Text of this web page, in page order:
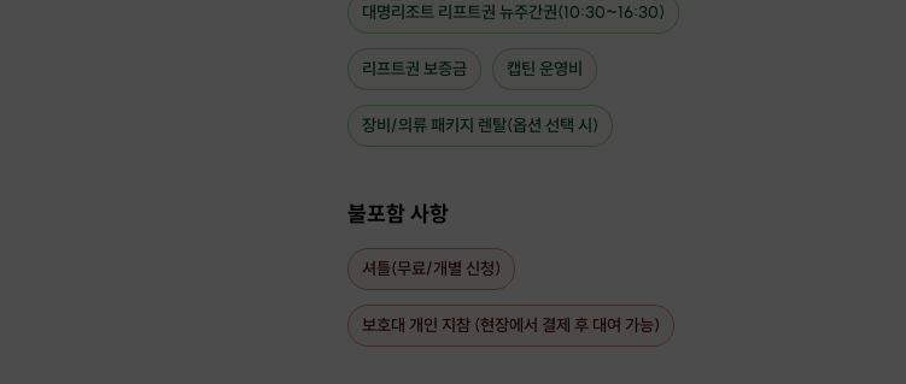
대명리조트 리프트권 뉴주간권(10:30~16:30)
리프트권 보증금 캡틴 운영비
장비/의류 패키지 렌탈(옵션 선택 시)
불포함 사항
셔틀(무료/개별 신청)
보호대 개인 지참 (현장에서 결제 후 대여 가능)